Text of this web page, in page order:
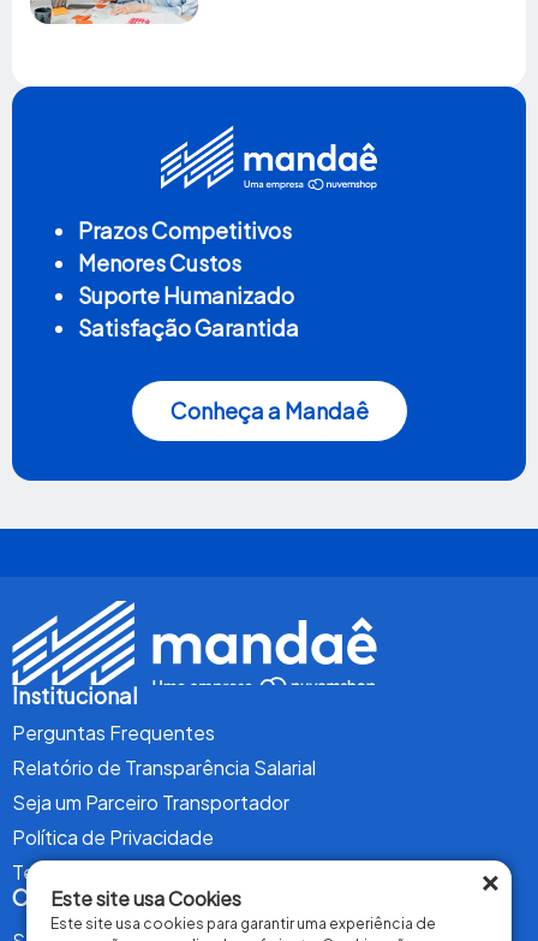
Prazos Competitivos
Menores Custos
Suporte Humanizado
Satisfação Garantida
Conheça a Mandaê
Institucional
Perguntas Frequentes
Relatório de Transparência Salarial
Seja um Parceiro Transportador
Política de Privacidade
Termos de Uso
Conteúdo ×
Este site usa Cookies
Este site usa cookies para garantir uma experiência de